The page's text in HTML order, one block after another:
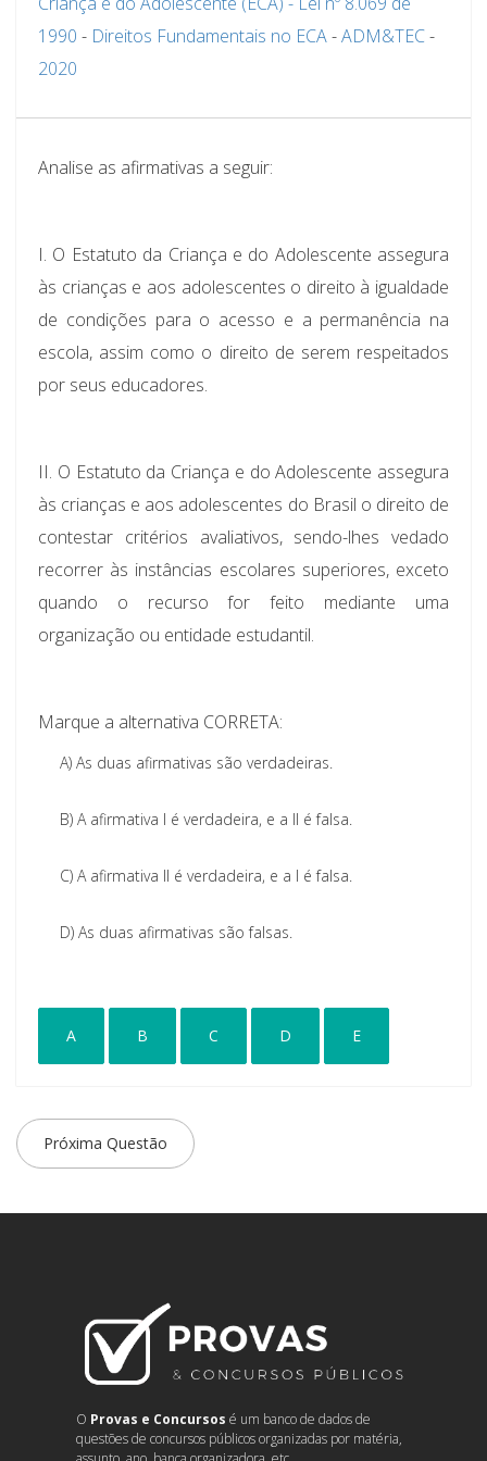
1990 - Direitos Fundamentais no ECA-ADM&TEC-
2020
Analise as afirmativas a seguir:
I. O Estatuto da Criança e do Adolescente assegura
às crianças e aos adolescentes o direito à igualdade
de condições para o acesso e a permanência na
escola, assim como o direito de serem respeitados
por seus educadores.
II. O Estatuto da Criança e do Adolescente assegura
às crianças e aos adolescentes do Brasil o direito de
contestar critérios avaliativos, sendo-lhes vedado
recorrer às instâncias escolares superiores, exceto
quando o recurso for feito mediante uma
organização ou entidade estudantil.
Marque a alternativa CORRETA:
A) As duas afirmativas são verdadeiras.
B) A afirmativa I é verdadeira, e a II é falsa.
C) A afirmativa II é verdadeira, e a I é falsa.
D) As duas afirmativas são falsas.
A B C D E
Próxima Questão
O Provas e Concursos é um banco de dados de
questões de concursos públicos organizadas por matéria,